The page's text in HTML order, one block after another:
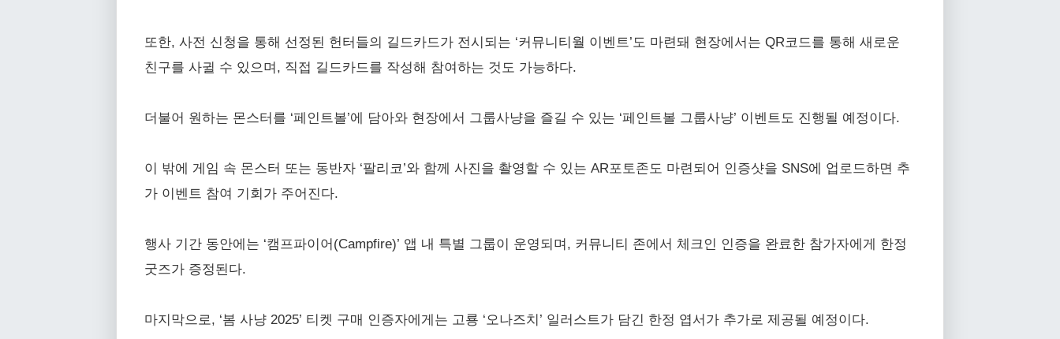
또한, 사전 신청을 통해 선정된 헌터들의 길드카드가 전시되는 ‘커뮤니티월 이벤트’도 마련돼 현장에서는 QR코드를 통해 새로운
친구를 사귈 수 있으며, 직접 길드카드를 작성해 참여하는 것도 가능하다.
더불어 원하는 몬스터를 ‘페인트볼’에 담아와 현장에서 그룹사냥을 즐길 수 있는 ‘페인트볼 그룹사냥’ 이벤트도 진행될 예정이다.
이 밖에 게임 속 몬스터 또는 동반자 ‘팔리코’와 함께 사진을 촬영할 수 있는 AR포토존도 마련되어 인증샷을 SNS에 업로드하면 추
가 이벤트 참여 기회가 주어진다.
행사 기간 동안에는 ‘캠프파이어(Campfire)’ 앱 내 특별 그룹이 운영되며, 커뮤니티 존에서 체크인 인증을 완료한 참가자에게 한정
굿즈가 증정된다.
마지막으로, ‘봄 사냥 2025’ 티켓 구매 인증자에게는 고룡 ‘오나즈치’ 일러스트가 담긴 한정 엽서가 추가로 제공될 예정이다.